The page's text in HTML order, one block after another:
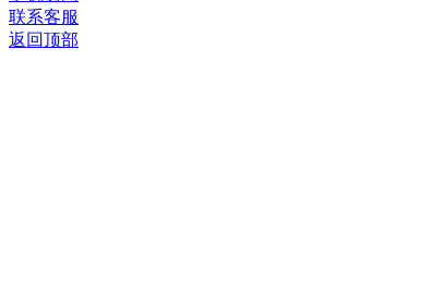
联系客服
返回顶部